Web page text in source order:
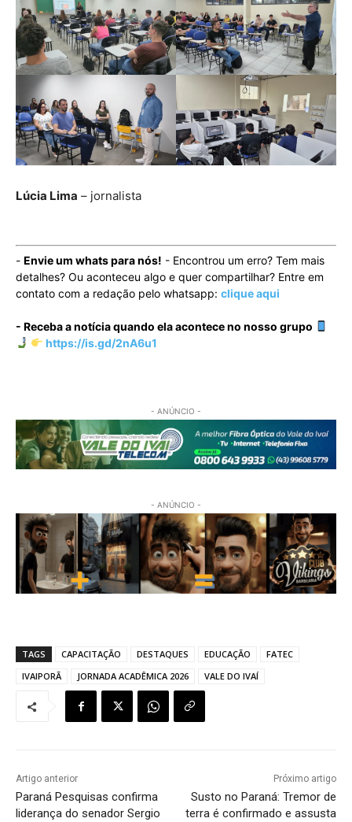
Lúcia Lima – jornalista
- Envie um whats para nós! - Encontrou um erro? Tem mais
detalhes? Ou aconteceu algo e quer compartilhar? Entre em
contato com a redação pelo whatsapp: clique aqui
- Receba a notícia quando ela acontece no nosso grupo
https://is.gd/2nA6u1
- ANÚNCIO -
- ANÚNCIO -
TAGS CAPACITAÇÃO DESTAQUES EDUCAÇÃO
FATEC
IVAIPORÃ
JORNADA ACADÊMICA 2026 VALE DO IVAÍ
Artigo anterior
Paraná Pesquisas confirma
liderança do senador Sergio
Próximo artigo
Susto no Paraná: Tremor de
terra é confirmado e assusta